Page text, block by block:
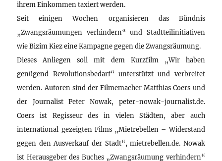
ihrem Einkommen taxiert werden.
Seit einigen Wochen organisieren das Bündnis
„Zwangsräumungen verhindern“ und Stadtteilinitiativen
wie Bizim Kiez eine Kampagne gegen die Zwangsräumung.
Dieses Anliegen soll mit dem Kurzfilm „Wir haben
genügend Revolutionsbedarf“ unterstützt und verbreitet
werden. Autoren sind der Filmemacher Matthias Coers und
der Journalist Peter Nowak, peter-nowak-journalist.de.
Coers ist Regisseur des in vielen Städten, aber auch
international gezeigten Films „Mietrebellen – Widerstand
gegen den Ausverkauf der Stadt“, mietrebellen.de. Nowak
ist Herausgeber des Buches „Zwangsräumung verhindern“